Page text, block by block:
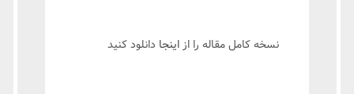
نسخه کامل مقاله را ازاینجا دانلود کنید